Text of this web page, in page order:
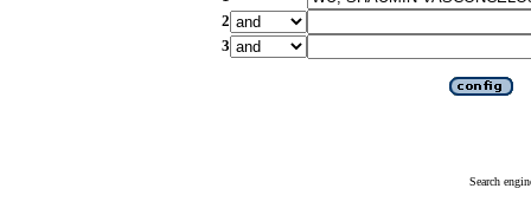
2
3
Search